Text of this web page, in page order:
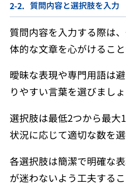
質問内容と選択肢を入力
質問内容を入力する際は
体的な文章を心がけること
曖昧な表現や専門用語は
りやすい言葉を選びましょ
選択肢は最低2つから最大
状況に応じて適切な数を選
各選択肢は簡潔で明確な
が迷わないよう工夫するこ